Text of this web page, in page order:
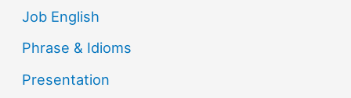
Job English
Phrase & Idioms
Presentation